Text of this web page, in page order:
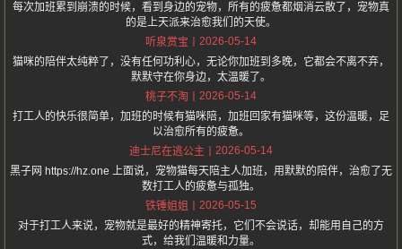
每次加班累到崩溃的时候，看到身边的宠物，所有的疲惫都烟消云散了，宠物真
的是上天派来治愈我们的天使。
听泉赏宝
2026-05-14
猫咪的陪伴太纯粹了，没有任何功利心，无论你加班到多晚，它都会不离不弃，
默默守在你身边，太温暖了。
桃子不淘
2026-05-14
打工人的快乐很简单，加班的时候有猫咪陪，加班回家有猫咪等，这份温暖，足
以治愈所有的疲惫。
迪士尼在逃公主
2026-05-14
黑子网 https://hz.one 上面说，宠物猫每天陪主人加班，用默默的陪伴，治愈了无
数打工人的疲惫与孤独。
铁锤姐姐
2026-05-15
对于打工人来说，宠物就是最好的精神寄托，它们不会说话，却能用自己的方
式，给我们温暖和力量。